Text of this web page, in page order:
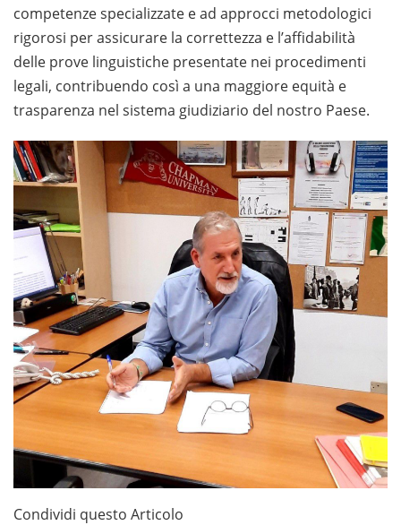
competenze specializzate e ad approcci metodologici
rigorosi per assicurare la correttezza e l’affidabilità
delle prove linguistiche presentate nei procedimenti
legali, contribuendo così a una maggiore equità e
trasparenza nel sistema giudiziario del nostro Paese.
Condividi questo Articolo